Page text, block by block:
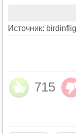
Ученые
депрессии,
В кишечнике
кроется не
Источник:
715